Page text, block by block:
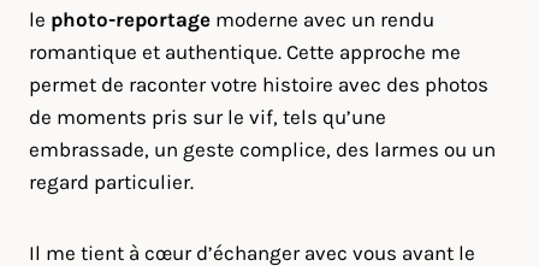
le photo-reportage moderne avec un rendu
romantique et authentique. Cette approche me
permet de raconter votre histoire avec des photos
de moments pris sur le vif, tels qu’une
embrassade, un geste complice, des larmes ou un
regard particulier.
Il me tient à cœur d’échanger avec vous avant le